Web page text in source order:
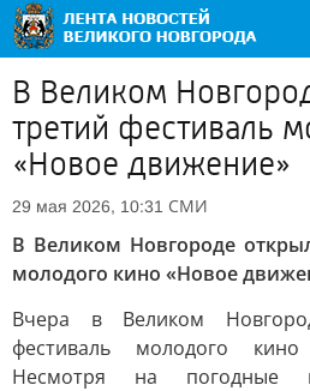
В Великом
третий фестиваль
«Новое движение»
29 мая 2026, 10:31 СМИ
В Великом Новгороде
молодого кино «Новое
Вчера в Великом
фестиваль молодого
Несмотря на погодные